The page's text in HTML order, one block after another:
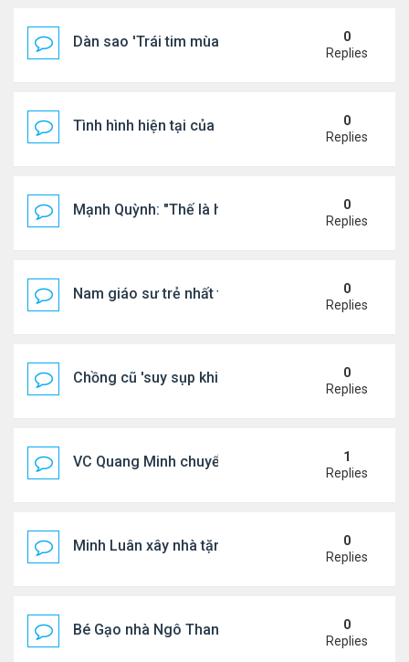
Dàn sao 'Trái tim mùa thu' sau 26 năm
0
Replies
Tình hình hiện tại của Quang Lê
0
Replies
Mạnh Quỳnh: "Thế là hết"
0
Replies
Nam giáo sư trẻ nhất thế giới ở tuổi 18
0
Replies
Chồng cũ 'suy sụp khi biết tin Nicole Kidman có
0
Replies
VC Quang Minh chuyển về tổ ấm
1
Replies
Minh Luân xây nhà tặng cha mẹ
0
Replies
Bé Gạo nhà Ngô Thanh Vân dễ thương trong tiệc
0
Replies